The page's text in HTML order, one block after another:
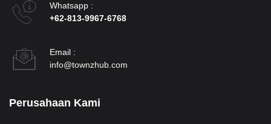
Whatsapp :
+62-813-9967-6768
Email :
info@townzhub.com
Perusahaan Kami